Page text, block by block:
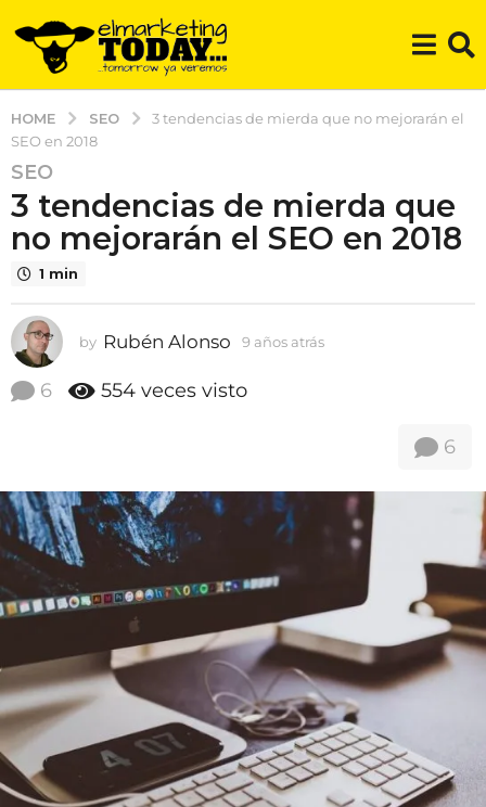
HOME SEO
3 tendencias de mierda que no mejorarán el
SEO en 2018
9
a
o
s
t
r
á
s
o
s
a
r
s
SEO
3 tendencias de mierda que
no mejorarán el SEO en 2018
1 min
by Rubén Alonso 9 años atrás
6 554 veces visto
6